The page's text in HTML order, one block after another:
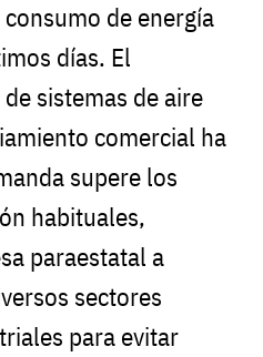
de energía
días. El
sistemas de aire
comercial ha
supere los
habituales,
paraestatal a
sectores
para evitar